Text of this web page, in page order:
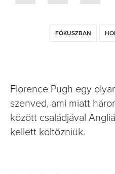
FÓKUSZBAN
Florence Pugh egy
szenved, ami miatt
között családjával
kellett költözniük.